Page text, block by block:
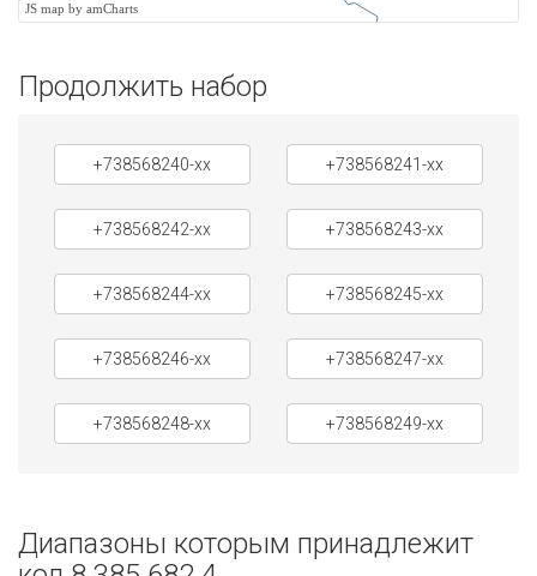
JS map by amCharts
Продолжить набор
+738568240-xx +738568241-xx
+738568242-xx +738568243-xx
+738568244-xx +738568245-xx
+738568246-xx +738568247-xx
+738568248-xx +738568249-xx
Диапазоны которым принадлежит